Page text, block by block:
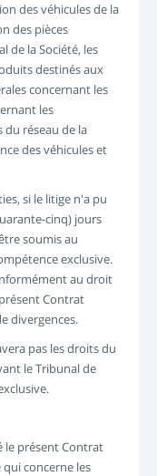
des véhicules de la
des pièces
de la Société, les
destinés aux
concernant les
les
du réseau de la
des véhicules et
si le litige n'a pu
cinq) jours
soumis au
exclusive.
au droit
Contrat
divergences.
pas les droits du
le Tribunal de
le présent Contrat
concerne les